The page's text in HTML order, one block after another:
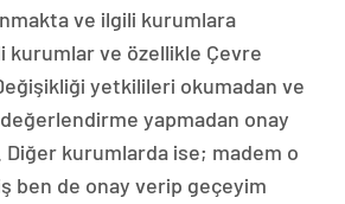
ve ilgili kurumlara
kurumlar ve özellikle Çevre
yetkilileri okumadan ve
yapmadan onay
kurumlarda ise; madem o
ben de onay verip geçeyim